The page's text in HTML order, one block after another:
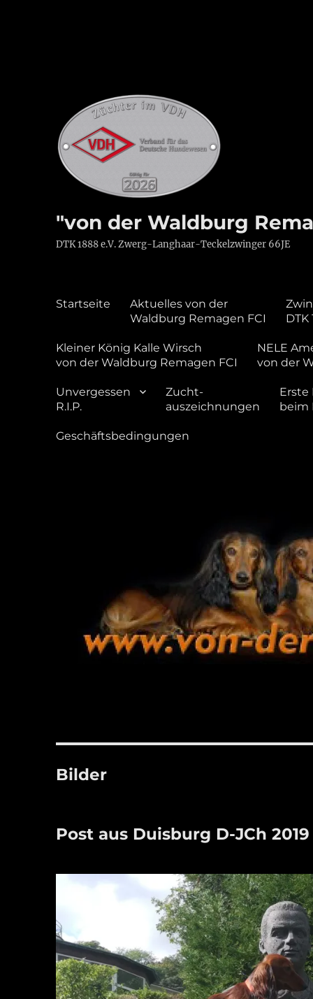
"von der Waldburg
DTK 1888 e.V. Zwerg-Langhaar-Teckelzwinger 66JE
Startseite
Aktuelles von der
Waldburg Remagen FCI
DTK
Kleiner König Kalle Wirsch
von der Waldburg Remagen FCI
NELE
von der
Unvergessen
R.I.P.
Zucht-
auszeichnungen
Erste
beim
Geschäftsbedingungen
Bilder
Post aus Duisburg D-JCh 2019